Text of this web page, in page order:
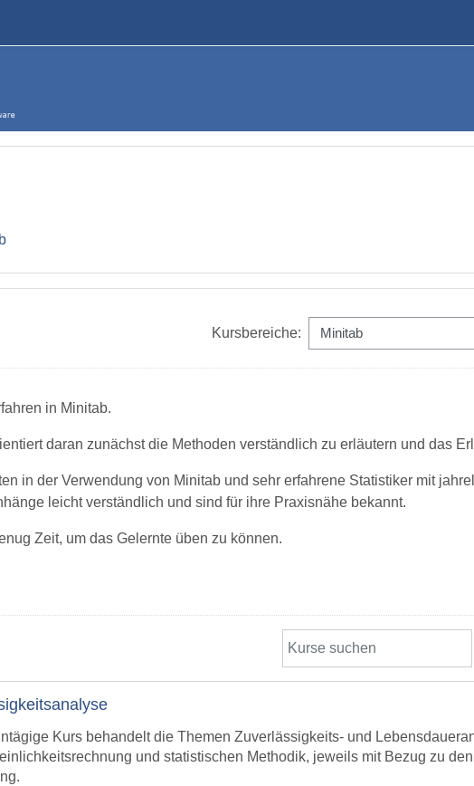
Kursbereiche:
in Minitab.
daran zunächst die Methoden verständlich zu erläutern und das
in der Verwendung von Minitab und sehr erfahrene Statistiker mit
leicht verständlich und sind für ihre Praxisnähe bekannt.
Zeit, um das Gelernte üben zu können.
Kurse suchen
Kurs behandelt die Themen Zuverlässigkeits- und
und statistischen Methodik, jeweils mit Bezug zu